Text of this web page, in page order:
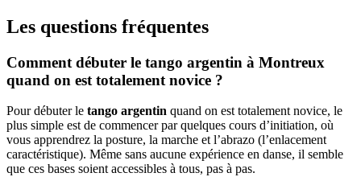
Les questions fréquentes
Comment débuter le tango argentin à Montreux
quand on est totalement novice ?
Pour débuter le tango argentin quand on est totalement novice, le
plus simple est de commencer par quelques cours d’initiation, où
vous apprendrez la posture, la marche et l’abrazo (l’enlacement
caractéristique). Même sans aucune expérience en danse, il semble
que ces bases soient accessibles à tous, pas à pas.